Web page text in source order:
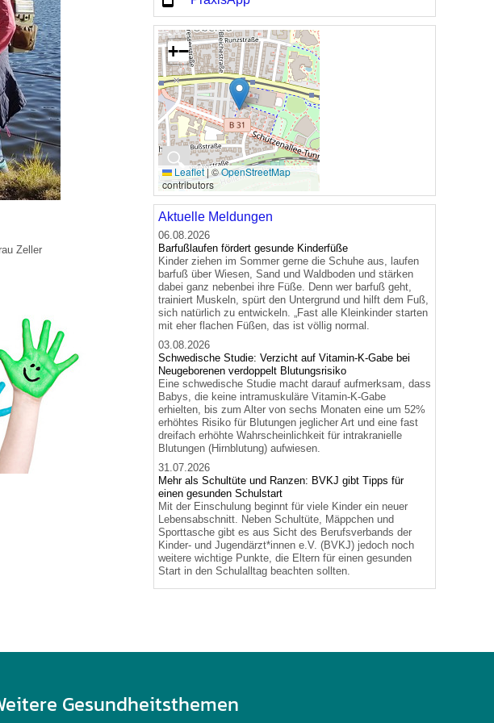
Zeller
🔍
+−
Leaflet |©OpenStreetMap
contributors
Aktuelle Meldungen
06.08.2026
Barfußlaufen fördert gesunde Kinderfüße
Kinder ziehen im Sommer gerne die Schuhe aus, laufen
barfuß über Wiesen, Sand und Waldboden und stärken
dabei ganz nebenbei ihre Füße. Denn wer barfuß geht,
trainiert Muskeln, spürt den Untergrund und hilft dem Fuß,
sich natürlich zu entwickeln. „Fast alle Kleinkinder starten
mit eher flachen Füßen, das ist völlig normal.
03.08.2026
Schwedische Studie: Verzicht auf Vitamin-K-Gabe bei
Neugeborenen verdoppelt Blutungsrisiko
Eine schwedische Studie macht darauf aufmerksam, dass
Babys, die keine intramuskuläre Vitamin-K-Gabe
erhielten, bis zum Alter von sechs Monaten eine um 52%
erhöhtes Risiko für Blutungen jeglicher Art und eine fast
dreifach erhöhte Wahrscheinlichkeit für intrakranielle
Blutungen (Hirnblutung) aufwiesen.
31.07.2026
Mehr als Schultüte und Ranzen: BVKJ gibt Tipps für
einen gesunden Schulstart
Mit der Einschulung beginnt für viele Kinder ein neuer
Lebensabschnitt. Neben Schultüte, Mäppchen und
Sporttasche gibt es aus Sicht des Berufsverbands der
Kinder- und Jugendärzt*innen e.V. (BVKJ) jedoch noch
weitere wichtige Punkte, die Eltern für einen gesunden
Start in den Schulalltag beachten sollten.
Gesundheitsthemen